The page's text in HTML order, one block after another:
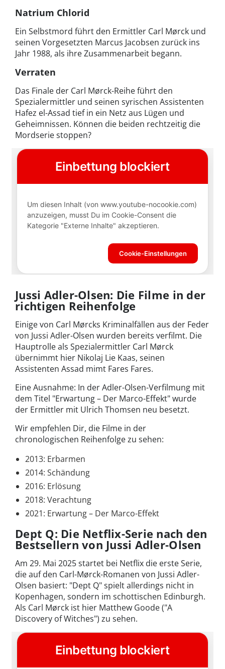
Natrium Chlorid
Ein Selbstmord führt den Ermittler Carl Mørck und
seinen Vorgesetzten Marcus Jacobsen zurück ins
Jahr 1988, als ihre Zusammenarbeit begann.
Verraten
Das Finale der Carl Mørck-Reihe führt den
Spezialermittler und seinen syrischen Assistenten
Hafez el-Assad tief in ein Netz aus Lügen und
Geheimnissen. Können die beiden rechtzeitig die
Mordserie stoppen?
Jussi Adler-Olsen: Die Filme in der
richtigen Reihenfolge
Einige von Carl Mørcks Kriminalfällen aus der Feder
von Jussi Adler-Olsen wurden bereits verfilmt. Die
Hauptrolle als Spezialermittler Carl Mørck
übernimmt hier Nikolaj Lie Kaas, seinen
Assistenten Assad mimt Fares Fares.
Eine Ausnahme: In der Adler-Olsen-Verfilmung mit
dem Titel "Erwartung – Der Marco-Effekt" wurde
der Ermittler mit Ulrich Thomsen neu besetzt.
Wir empfehlen Dir, die Filme in der
chronologischen Reihenfolge zu sehen:
2013: Erbarmen
2014: Schändung
2016: Erlösung
2018: Verachtung
2021: Erwartung – Der Marco-Effekt
Dept Q: Die Netflix-Serie nach den
Bestsellern von Jussi Adler-Olsen
Am 29. Mai 2025 startet bei Netflix die erste Serie,
die auf den Carl-Mørck-Romanen von Jussi Adler-
Olsen basiert: "Dept Q" spielt allerdings nicht in
Kopenhagen, sondern im schottischen Edinburgh.
Als Carl Mørck ist hier Matthew Goode ("A
Discovery of Witches") zu sehen.